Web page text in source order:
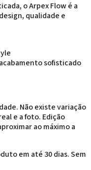
o Arpex Flow é a
qualidade e
sofisticado
Não existe variação
e a foto. Edição
ao máximo a
em até 30 dias. Sem